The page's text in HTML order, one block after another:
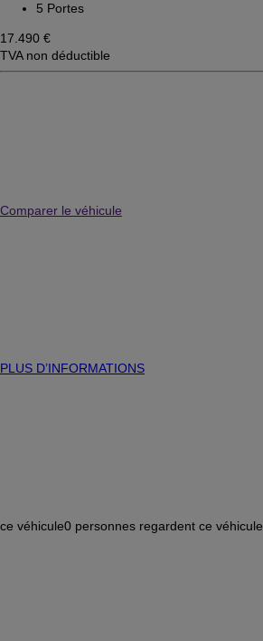
5 Portes
17.490 €
TVA non déductible
Comparer le véhicule
PLUS D’INFORMATIONS
ce véhicule0 personnes regardent ce véhicule